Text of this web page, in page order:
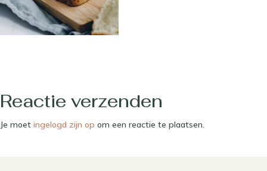
Reactie verzenden
Je moet ingelogd zijn op om een reactie te plaatsen.